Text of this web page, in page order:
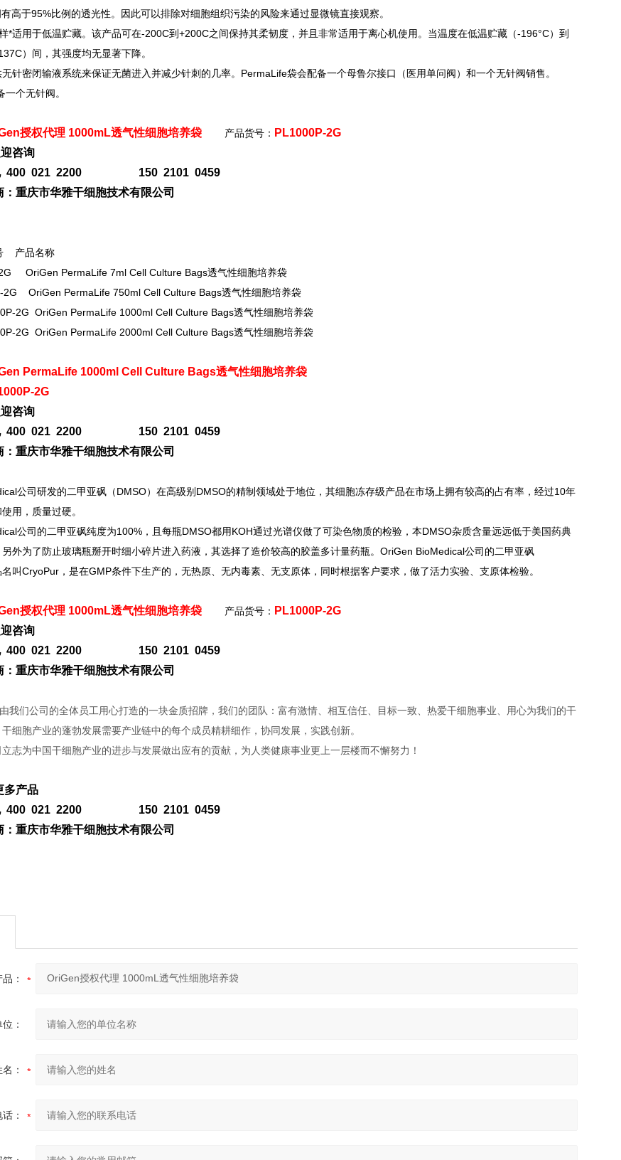
高于95%比例的透光性。因此可以排除对细胞组织污染的风险来通过显微镜直接观察。
*适用于低温贮藏。该产品可在-200C到+200C之间保持其柔韧度，并且非常适用于离心机使用。当温度在低温贮藏（-196°C）到
）间，其强度均无显著下降。
针密闭输液系统来保证无菌进入并减少针刺的几率。PermaLife袋会配备一个母鲁尔接口（医用单问阀）和一个无针阀销售。
个无针阀。
授权代理 1000mL透气性细胞培养袋 产品货号： PL1000P-2G
咨询
电 400 021 2200 150 2101 0459
重庆市华雅干细胞技术有限公司
产品名称
OriGen PermaLife 7ml Cell Culture Bags透气性细胞培养袋
2G OriGen PermaLife 750ml Cell Culture Bags透气性细胞培养袋
2G OriGen PermaLife 1000ml Cell Culture Bags透气性细胞培养袋
2G OriGen PermaLife 2000ml Cell Culture Bags透气性细胞培养袋
PermaLife 1000ml Cell Culture Bags透气性细胞培养袋
2G
咨询
电 400 021 2200 150 2101 0459
重庆市华雅干细胞技术有限公司
公司研发的二甲亚砜（DMSO）在高级别DMSO的精制领域处于地位，其细胞冻存级产品在市场上拥有较高的占有率，经过10年
用，质量过硬。
公司的二甲亚砜纯度为100%，且每瓶DMSO都用KOH通过光谱仪做了可染色物质的检验，本DMSO杂质含量远远低于美国药典
外为了防止玻璃瓶掰开时细小碎片进入药液，其选择了造价较高的胶盖多计量药瓶。OriGen BioMedical公司的二甲亚砜
名叫CryoPur，是在GMP条件下生产的，无热原、无内毒素、无支原体，同时根据客户要求，做了活力实验、支原体检验。
授权代理 1000mL透气性细胞培养袋 产品货号： PL1000P-2G
咨询
电 400 021 2200 150 2101 0459
重庆市华雅干细胞技术有限公司
我们公司的全体员工用心打造的一块金质招牌，我们的团队：富有激情、相互信任、目标一致、热爱干细胞事业、用心为我们的干
细胞产业的蓬勃发展需要产业链中的每个成员精耕细作，协同发展，实践创新。
志为中国干细胞产业的进步与发展做出应有的贡献，为人类健康事业更上一层楼而不懈努力！
多产品
电 400 021 2200 150 2101 0459
重庆市华雅干细胞技术有限公司
品：
：
：
：